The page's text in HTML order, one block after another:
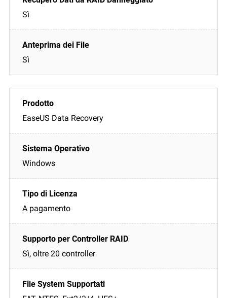
Sì
Sì
EaseUS Data Recovery
Windows
A pagamento
Sì, oltre 20 controller